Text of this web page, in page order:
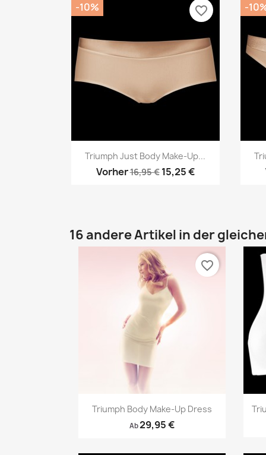
Vorschau
Triumph Just Body Make-Up...
Vorher16,95 € 15,25 €
-10% favorite_border -
16 andere Artikel in der
Vorschau
Triumph Body Make-Up Dress
Ab29,95 €
favorite_border